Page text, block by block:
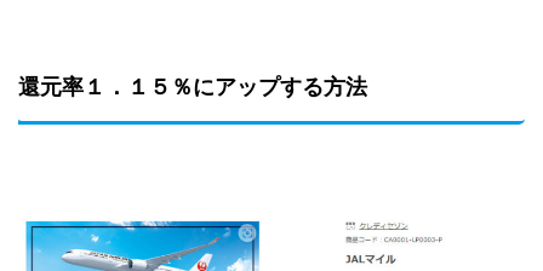
還元率１．１５％にアップする方法